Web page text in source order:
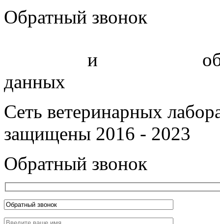
Обратный звонок
и
данных
Сеть ветеринарных
защищены 2016 - 2023
Обратный звонок